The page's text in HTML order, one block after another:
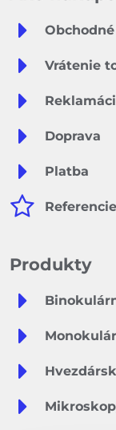
Vrátenie
Doprava
Platba
Referencie
Produkty